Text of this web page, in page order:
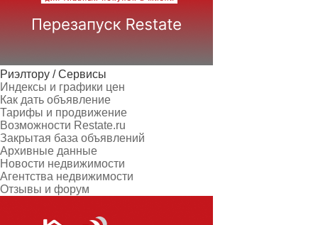
Риэлтору / Сервисы
Индексы и графики цен
Как дать объявление
Тарифы и продвижение
Возможности Restate.ru
Закрытая база объявлений
Архивные данные
Новости недвижимости
Агентства недвижимости
Отзывы и форум